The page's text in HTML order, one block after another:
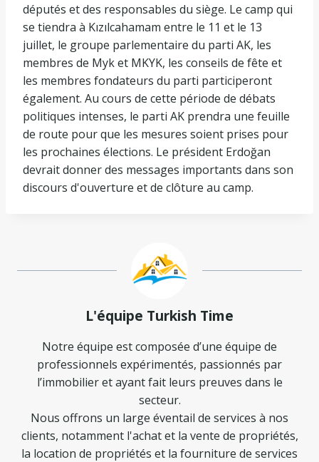
députés et des responsables du siège. Le camp qui
se tiendra à Kızılcahamam entre le 11 et le 13
juillet, le groupe parlementaire du parti AK, les
membres de Myk et MKYK, les conseils de fête et
les membres fondateurs du parti participeront
également. Au cours de cette période de débats
politiques intenses, le parti AK prendra une feuille
de route pour que les mesures soient prises pour
les prochaines élections. Le président Erdoğan
devrait donner des messages importants dans son
discours d'ouverture et de clôture au camp.
L'équipe Turkish Time
Notre équipe est composée d’une équipe de
professionnels expérimentés, passionnés par
l’immobilier et ayant fait leurs preuves dans le
secteur.
Nous offrons un large éventail de services à nos
clients, notamment l'achat et la vente de propriétés,
la location de propriétés et la fourniture de services